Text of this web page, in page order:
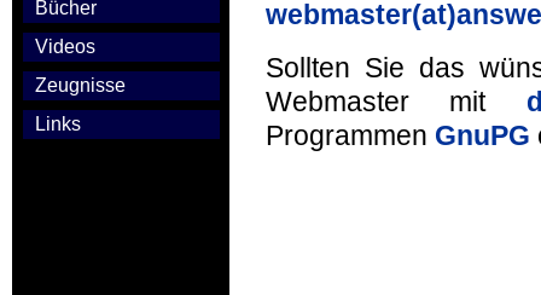
Bücher
Videos
Zeugnisse
Links
Sollten Sie das
Webmaster mit
Programmen GnuPG